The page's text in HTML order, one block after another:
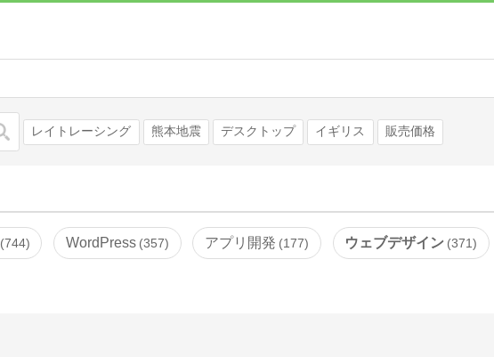
検索 レイトレーシング 熊本地震 デスクトップ イギリス 販売価格
744 WordPress 357 アプリ開発 177 ウェブデザイン 371